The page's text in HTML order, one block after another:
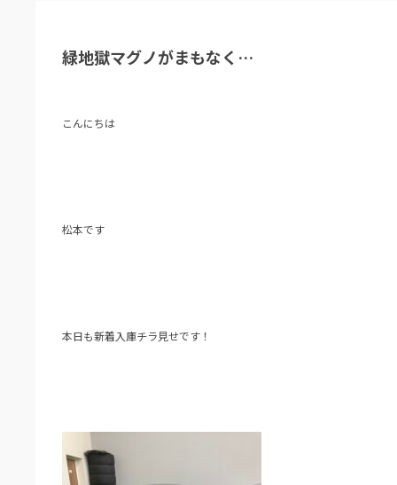
緑地獄マグノがまもなく…
こんにちは
松本です
本日も新着入庫チラ見せです！